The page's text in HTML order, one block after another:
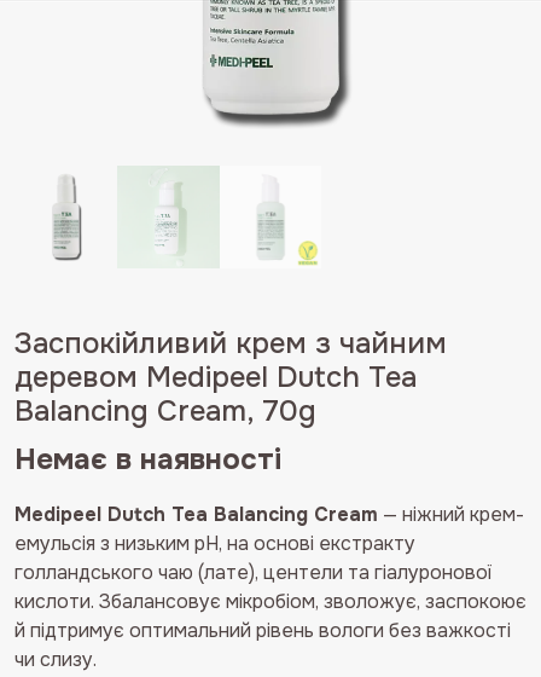
Заспокійливий крем з чайним
деревом Medipeel Dutch Tea
Balancing Cream, 70g
Немає в наявності
Medipeel Dutch Tea Balancing Cream — ніжний крем-
емульсія з низьким pH, на основі екстракту
голландського чаю (лате), центели та гіалуронової
кислоти. Збалансовує мікробіом, зволожує, заспокоює
й підтримує оптимальний рівень вологи без важкості
чи слизу.